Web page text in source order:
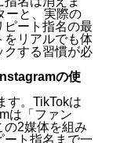
ーと、実際の
ピート指名の最
をリアルでも体
クする習慣が必
の使
す。TikTokは
は「ファン
の2媒体を組み
ート指名まで一